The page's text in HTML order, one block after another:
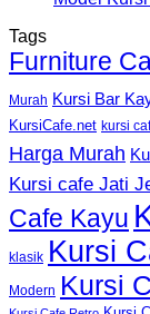
Tags
Furniture
Murah Kursi Bar
KursiCafe.net kursi
Harga Murah
Kursi cafe Jati
Cafe Kayu
klasik Kursi
Modern Kursi